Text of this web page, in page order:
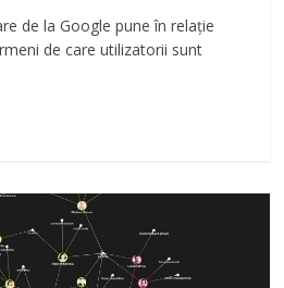
de la Google pune în relație
de care utilizatorii sunt